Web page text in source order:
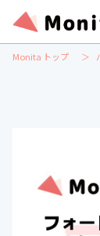
Monita トップ